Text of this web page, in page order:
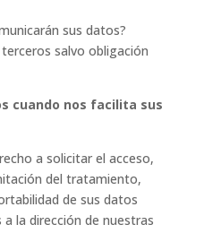
sus datos?
salvo obligación
cuando nos facilita sus
a solicitar el acceso,
del tratamiento,
de sus datos
la dirección de nuestras